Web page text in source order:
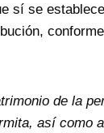
sí se
de la
así como